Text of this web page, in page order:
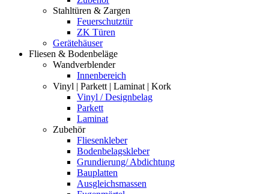
Stahltüren & Zargen
Feuerschutztür
ZK Türen
Gerätehäuser
Fliesen & Bodenbeläge
Wandverblender
Innenbereich
Vinyl | Parkett | Laminat | Kork
Vinyl / Designbelag
Parkett
Laminat
Zubehör
Fliesenkleber
Bodenbelagskleber
Grundierung/ Abdichtung
Bauplatten
Ausgleichsmassen